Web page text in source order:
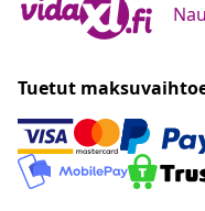
Tuetut